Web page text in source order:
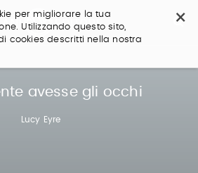
×
per migliorare la tua
Utilizzando questo sito,
cookies descritti nella nostra
avesse gli occhi
Lucy Eyre